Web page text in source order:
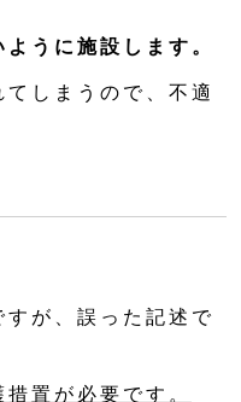
うに施設します。
しまうので、不適
が、誤った記述で
置が必要です。